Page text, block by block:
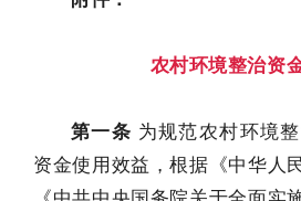
农村环境整治资
第一条 为规范农村环境
资金使用效益，根据《中华人